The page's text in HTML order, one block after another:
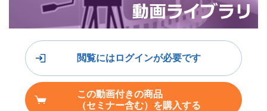
閲覧にはログインが必要です
この動画付きの商品
（セミナー含む）を購入する